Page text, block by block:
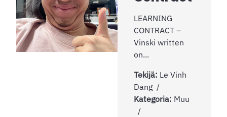
LEARNING
CONTRACT –
Vinski written
on...
Tekijä: Le Vinh
Dang
Kategoria: Muu